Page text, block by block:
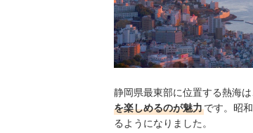
静岡県最東部に位置する熱海
を楽しめるのが魅力です。昭
るようになりました。